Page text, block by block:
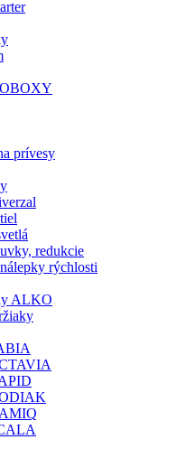
prívesy
redukcie
rýchlosti
ALKO